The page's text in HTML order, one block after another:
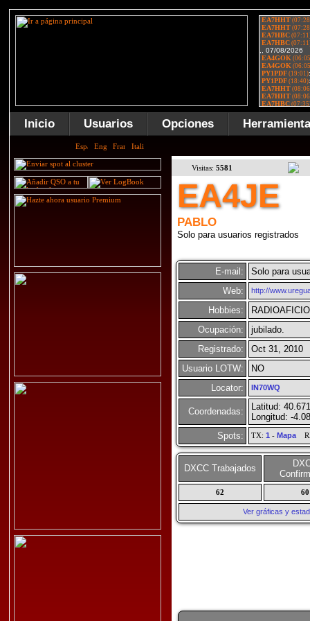
Inicio Usuarios Opciones
Visitas: 5581
EA4JE
PABLO
Solo para usuarios registrados
E-mail:
Solo para
Web:
http://
Hobbies:
Ocupación:
jubilado.
Registrado:
Oct 31, 2010
Usuario LOTW:
NO
Locator:
IN70WQ
Coordenadas:
Latitud:
Longitud: -
Spots:
TX: 1 - Mapa
DXCC Trabajados
62 60
Ver gráficas y